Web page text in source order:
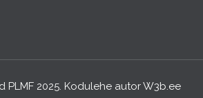
PLMF 2025. Kodulehe autorW3b.ee